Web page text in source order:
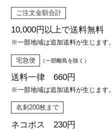
ご注文金額合計
10,000円以上で送料無料
※一部地域は追加送料が生じます。
宅急便 （一部離島を除く）
送料一律 660円
※一部地域は追加送料が生じます。
名刺200枚まで
ネコポス 230円